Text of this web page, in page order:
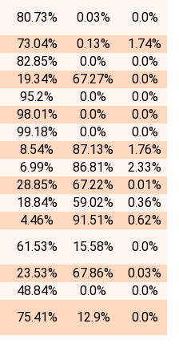
80.73% 0.03%
0.0%
73.04% 0.13%
1.74%
82.85% 0.0%
0.0%
19.34% 67.27%
0.0%
95.2% 0.0%
0.0%
98.01% 0.0%
0.0%
99.18% 0.0%
0.0%
8.54% 87.13%
1.76%
6.99% 86.81%
2.33%
28.85% 67.22%
0.01%
18.84% 59.02%
0.36%
4.46% 91.51%
0.62%
61.53% 15.58%
0.0%
23.53% 67.86%
0.03%
48.84% 0.0%
0.0%
75.41% 12.9% 0.0%